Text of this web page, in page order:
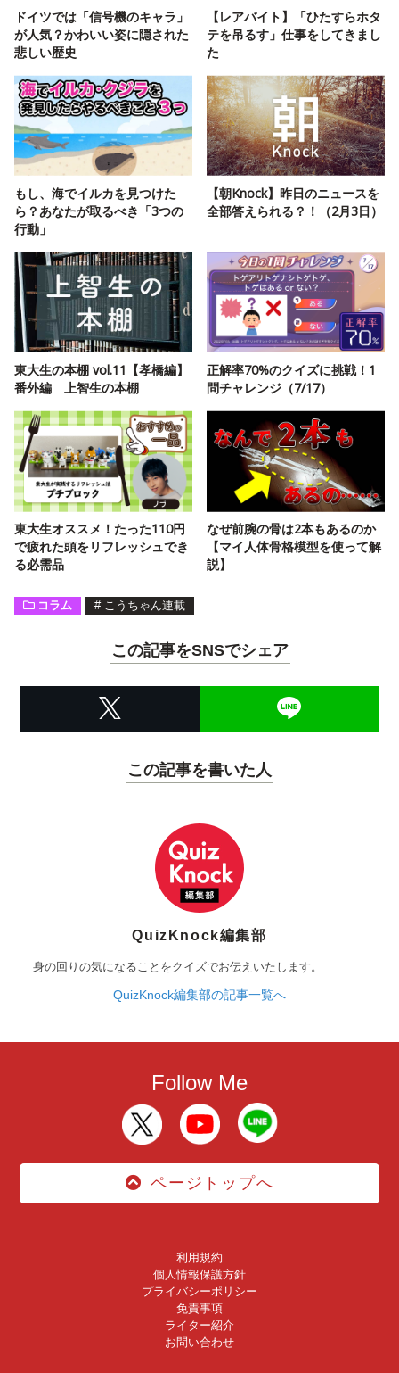
ドイツでは「信号機のキャラ」
が人気？かわいい姿に隠された
悲しい歴史
【レアバイト】「ひたすらホタ
テを吊るす」仕事をしてきまし
た
もし、海でイルカを見つけた
ら？あなたが取るべき「3つの
行動」
【朝Knock】昨日のニュースを
全部答えられる？！（2月3日）
東大生の本棚 vol.11【孝橋編】
番外編 上智生の本棚
正解率70%のクイズに挑戦！1
問チャレンジ（7/17）
東大生オススメ！たった110円
で疲れた頭をリフレッシュでき
る必需品
なぜ前腕の骨は2本もあるのか
【マイ人体骨格模型を使って解
説】
コラム # こうちゃん連載
この記事をSNSでシェア
この記事を書いた人
QuizKnock編集部
身の回りの気になることをクイズでお伝えいたします。
QuizKnock編集部の記事一覧へ
Follow Me
ページトップへ
利用規約
個人情報保護方針
プライバシーポリシー
免責事項
ライター紹介
お問い合わせ